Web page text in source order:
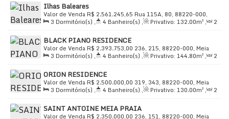
Ilhas Baleares
R$ 2.561.245,65
Valor de Venda
Rua 115A, 80, 88220-000,
Meia Praia, Itapema, Santa Catarina, Brasil
3 Dormitório(s) , 4 Banheiro(s) , Privativo: 132.00m² ,
2
Sala(s) , 3Suíte(s) , Total:132.00m² , 2Vaga(s) ,
Útil:
132.00m²
BLACK PIANO RESIDENCE
R$ 2.393.753,00
Valor de Venda
236, 215, 88220-000, Meia
Praia, Itapema, Santa Catarina, Brasil
3 Dormitório(s) , 4 Banheiro(s) , Privativo: 144.80m² ,
2
Sala(s) , 3Suíte(s) , Total:240.00m² , 2Vaga(s) ,
Útil:
118.20m²
ORION RESIDENCE
R$ 2.500.000,00
Valor de Venda
319, 343, 88220-000, Meia
Praia, Itapema, Santa Catarina, Brasil
3 Dormitório(s) , 4 Banheiro(s) , Privativo: 130.00m² ,
2
Sala(s) , 3Suíte(s) , Total:210.00m² , 3Vaga(s) ,
300m
Distância do Mar, Útil:130.00m²
SAINT ANTOINE MEIA PRAIA
R$ 2.350.000,00
Valor de Venda
236, 151, 88220-000, Meia